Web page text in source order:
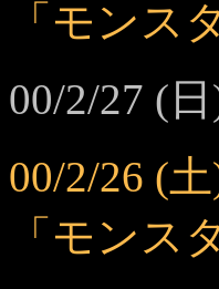
「モンス
00/2/27 (
00/2/26 (
「モンス